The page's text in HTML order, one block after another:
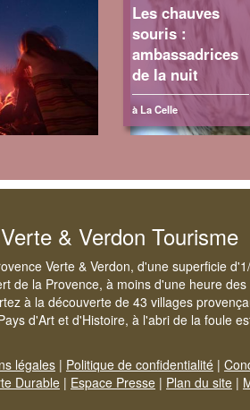
Les chauves
souris :
ambassadrices
de la nuit
à La Celle
& Verdon Tourisme
Verte & Verdon, d'une superficie
de la Provence, à moins d'une heure
à la découverte de 43 villages
d'Art et d'Histoire, à l'abri de la foule
légales | Politique de confidentialité |
Durable | Espace Presse | Plan du site |